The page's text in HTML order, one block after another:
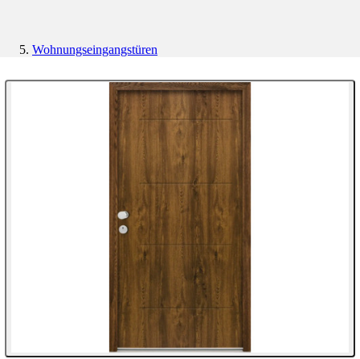
Wohnungseingangstüren